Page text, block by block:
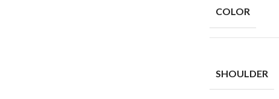
COLOR
SHOULDER